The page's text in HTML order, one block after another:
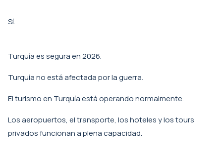
Sí.
Turquía es segura en 2026.
Turquía no está afectada por la guerra.
El turismo en Turquía está operando normalmente.
Los aeropuertos, el transporte, los hoteles y los tours
privados funcionan a plena capacidad.